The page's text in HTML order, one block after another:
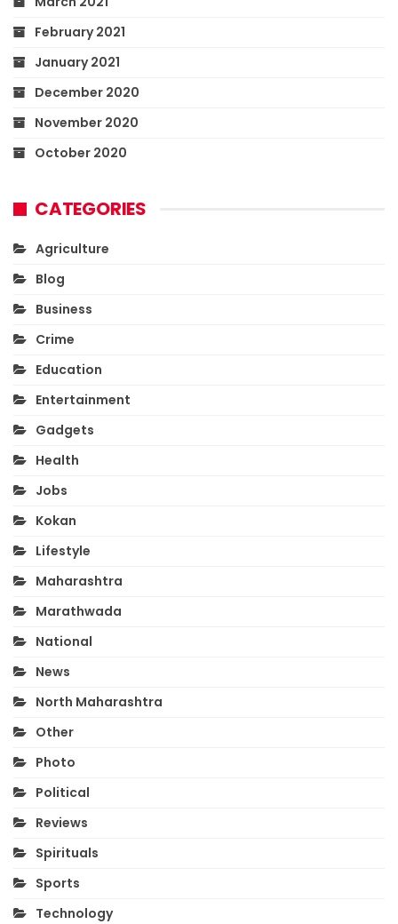
February 2021
January 2021
December 2020
November 2020
October 2020
CATEGORIES
Agriculture
Blog
Business
Crime
Education
Entertainment
Gadgets
Health
Jobs
Kokan
Lifestyle
Maharashtra
Marathwada
National
News
North Maharashtra
Other
Photo
Political
Reviews
Spirituals
Sports
Technology